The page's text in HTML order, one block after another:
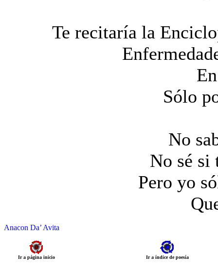
Te recitaría la
Sólo
No
No sé si
Pero yo
Anacon Da’ Avita
Ir a página inicio Ir a índice de poesía